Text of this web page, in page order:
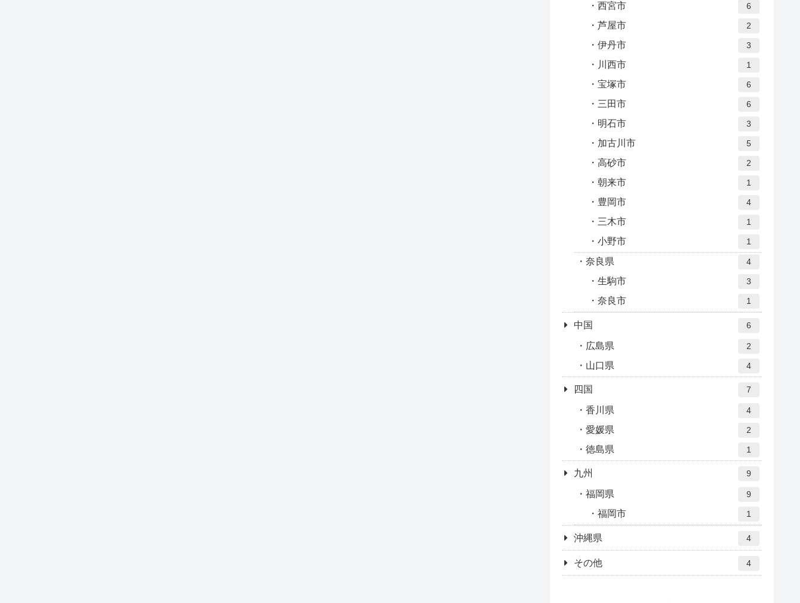
西宮市 6
芦屋市 2
伊丹市 3
川西市 1
宝塚市 6
三田市 6
明石市 3
加古川市 5
高砂市 2
朝来市 1
豊岡市 4
三木市 1
小野市 1
奈良県 4
生駒市 3
奈良市 1
中国 6
広島県 2
山口県 4
四国 7
香川県 4
愛媛県 2
徳島県 1
九州 9
福岡県 9
福岡市 1
沖縄県 4
その他 4